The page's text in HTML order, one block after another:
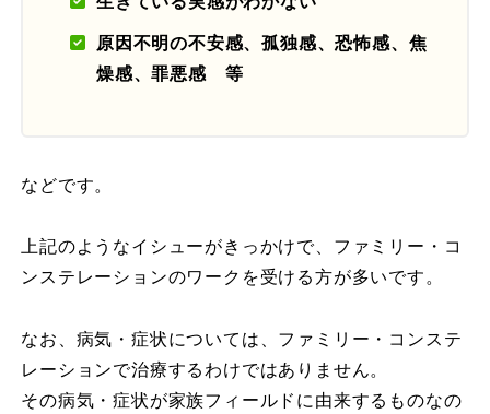
原因不明の不安感、孤独感、恐怖感、焦
燥感、罪悪感 等
などです。
上記のようなイシューがきっかけで、ファミリー・コ
ンステレーションのワークを受ける方が多いです。
なお、病気・症状については、ファミリー・コンステ
レーションで治療するわけではありません。
その病気・症状が家族フィールドに由来するものなの